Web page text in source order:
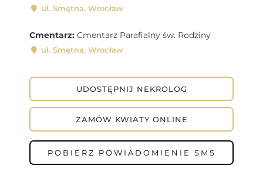
ul. Smętna, Wrocław
Cmentarz: Cmentarz Parafialny św. Rodziny
ul. Smętna, Wrocław
UDOSTĘPNIJ NEKROLOG
ZAMÓW KWIATY ONLINE
POBIERZ POWIADOMIENIE SMS